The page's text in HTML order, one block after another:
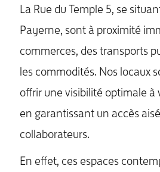
La Rue du Temple 5, se
Payerne, sont à proximité
commerces, des transports
les commodités. Nos locaux
offrir une visibilité optimale à
en garantissant un accès
collaborateurs.
En effet, ces espaces